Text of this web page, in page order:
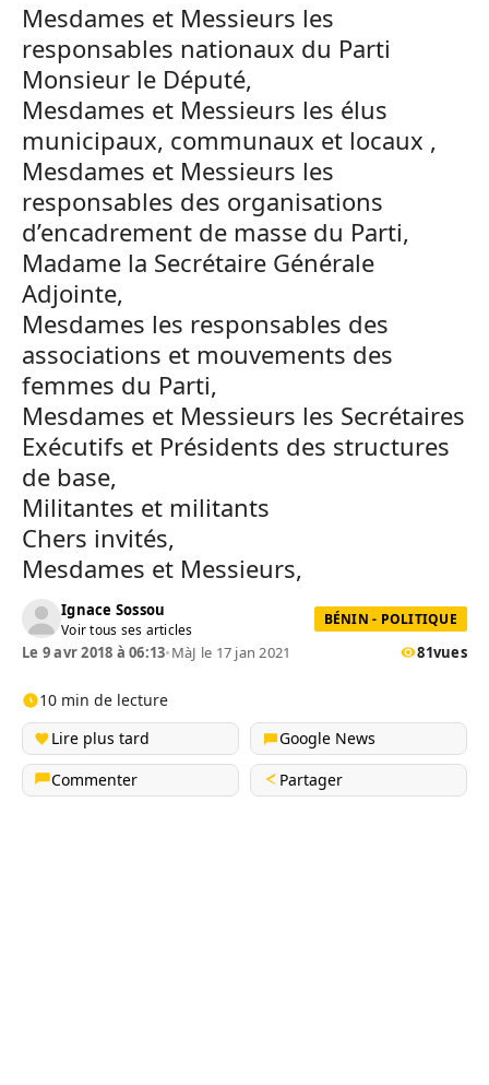
Mesdames et Messieurs les
responsables nationaux du Parti
Monsieur le Député,
Mesdames et Messieurs les élus
municipaux, communaux et locaux ,
Mesdames et Messieurs les
responsables des organisations
d’encadrement de masse du Parti,
Madame la Secrétaire Générale
Adjointe,
Mesdames les responsables des
associations et mouvements des
femmes du Parti,
Mesdames et Messieurs les Secrétaires
Exécutifs et Présidents des structures
de base,
Militantes et militants
Chers invités,
Mesdames et Messieurs,
Ignace Sossou
Voir tous ses articles
BÉNIN - POLITIQUE
Le 9 avr 2018 à 06:13•MàJ le 17 jan 2021 81vues
10 min de lecture
Lire plus tard
Google News
Commenter
Partager